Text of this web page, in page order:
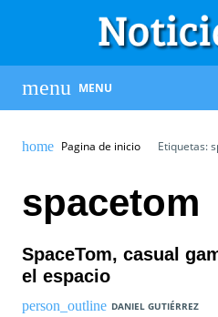
MENU
Pagina de inicio Etiquetas:
spacetom
SpaceTom, casual
el espacio
DANIEL GUTIÉRREZ